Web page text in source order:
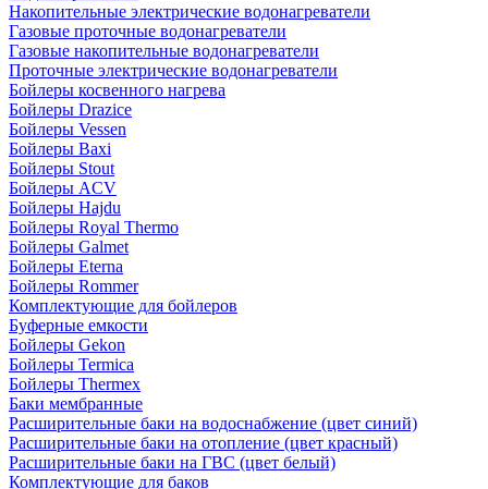
Накопительные электрические водонагреватели
Газовые проточные водонагреватели
Газовые накопительные водонагреватели
Проточные электрические водонагреватели
Бойлеры косвенного нагрева
Бойлеры Drazice
Бойлеры Vessen
Бойлеры Baxi
Бойлеры Stout
Бойлеры ACV
Бойлеры Hajdu
Бойлеры Royal Thermo
Бойлеры Galmet
Бойлеры Eterna
Бойлеры Rommer
Комплектующие для бойлеров
Буферные емкости
Бойлеры Gekon
Бойлеры Termica
Бойлеры Thermex
Баки мембранные
Расширительные баки на водоснабжение (цвет синий)
Расширительные баки на отопление (цвет красный)
Расширительные баки на ГВС (цвет белый)
Комплектующие для баков